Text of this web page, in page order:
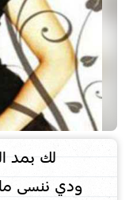
لك بمد
ودي ننسى